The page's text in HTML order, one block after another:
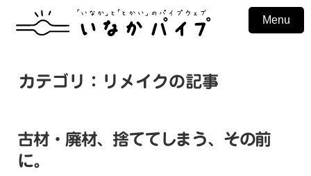
Menu
カテゴリ：リメイクの記事
古材・廃材、捨ててしまう、その前
に。